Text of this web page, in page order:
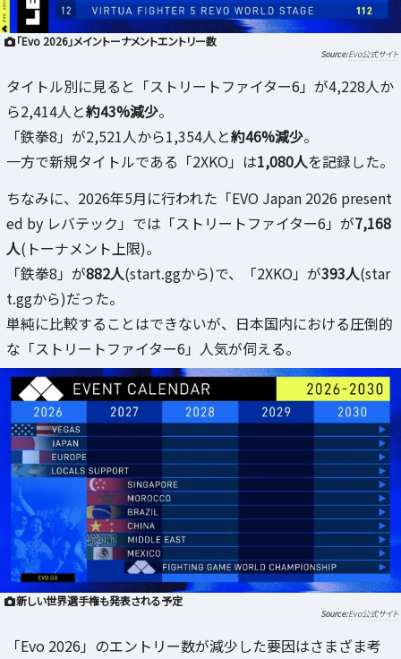
「Evo 2026」メイントーナメントエントリー数
Evo公式サイト
タイトル別に見ると「ストリートファイター6」が4,228人か
ら2,414人と約43%減少。
「鉄拳8」が2,521人から1,354人と約46%減少。
一方で新規タイトルである「2XKO」は1,080人を記録した。
ちなみに、2026年5月に行われた「EVO Japan 2026 present
ed by レバテック」では「ストリートファイター6」が7,168
人(トーナメント上限)。
「鉄拳8」が882人(start.ggから)で、「2XKO」が393人(star
t.ggから)だった。
単純に比較することはできないが、日本国内における圧倒的
な「ストリートファイター6」人気が伺える。
新しい世界選手権も発表される予定
Evo公式サイト
「Evo 2026」のエントリー数が減少した要因はさまざま考